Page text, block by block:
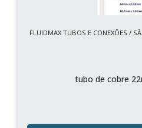
FLUIDMAX TUBOS E CONEXÕES /
tubo de cobre